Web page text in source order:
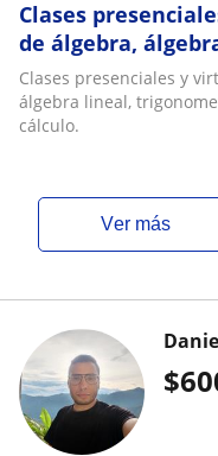
Clases
de álgebra,
funciones y
Clases presenciales y
álgebra lineal,
cálculo.
ver más
$